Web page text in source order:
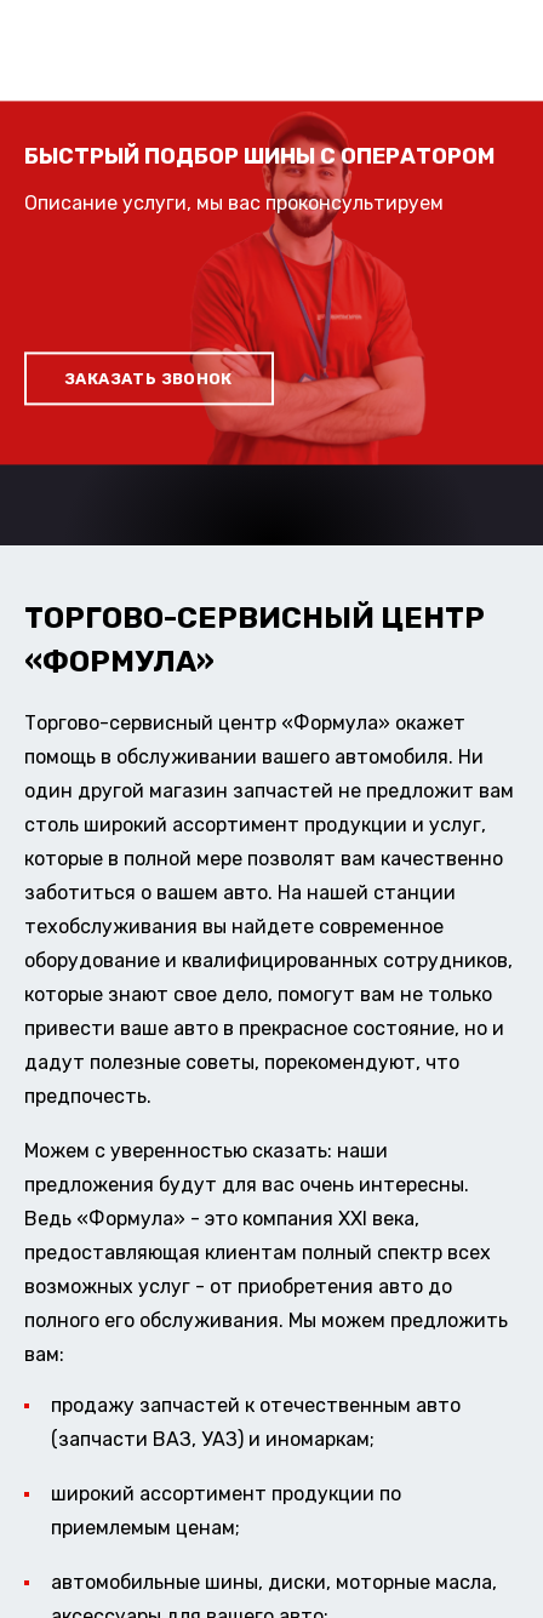
БЫСТРЫЙ ПОДБОР ШИНЫ С ОПЕРАТОРОМ
Описание услуги, мы вас проконсультируем
ЗАКАЗАТЬ ЗВОНОК
ТОРГОВО-СЕРВИСНЫЙ ЦЕНТР
«ФОРМУЛА»
Торгово-сервисный центр «Формула» окажет
помощь в обслуживании вашего автомобиля. Ни
один другой магазин запчастей не предложит вам
столь широкий ассортимент продукции и услуг,
которые в полной мере позволят вам качественно
заботиться о вашем авто. На нашей станции
техобслуживания вы найдете современное
оборудование и квалифицированных сотрудников,
которые знают свое дело, помогут вам не только
привести ваше авто в прекрасное состояние, но и
дадут полезные советы, порекомендуют, что
предпочесть.
Можем с уверенностью сказать: наши
предложения будут для вас очень интересны.
Ведь «Формула» - это компания XXI века,
предоставляющая клиентам полный спектр всех
возможных услуг - от приобретения авто до
полного его обслуживания. Мы можем предложить
вам:
продажу запчастей к отечественным авто
(запчасти ВАЗ, УАЗ) и иномаркам;
широкий ассортимент продукции по
приемлемым ценам;
автомобильные шины, диски, моторные масла,